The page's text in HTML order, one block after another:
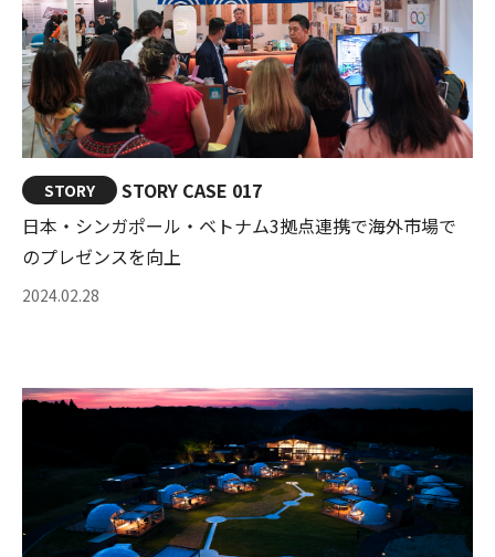
STORY
STORY CASE 017
日本・シンガポール・ベトナム3拠点連携で海外市場で
のプレゼンスを向上
2024.02.28